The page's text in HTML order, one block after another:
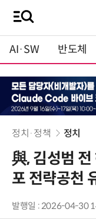
AI·SW 반도체
정치·정책 정치
與, 김성범
포 전략공천
발행일 : 2026-04-30